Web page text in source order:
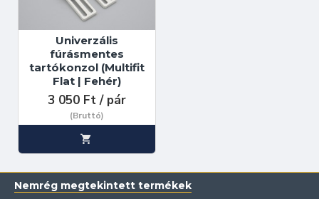
Univerzális
fúrásmentes
tartókonzol (Multifit
Flat | Fehér)
3 050 Ft / pár
(Bruttó)
Nemrég megtekintett termékek